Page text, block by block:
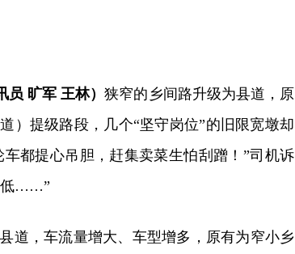
员 旷军 王林）狭窄的乡间路升级为县道，原
）提级路段，几个“坚守岗位”的旧限宽墩却
都提心吊胆，赶集卖菜生怕刮蹭！”司机诉
低……”
道，车流量增大、车型增多，原有为窄小乡